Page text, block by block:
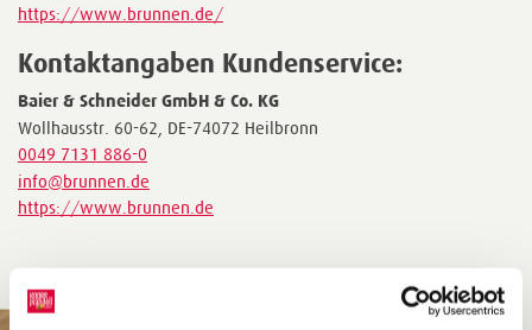
https://www.brunnen.de/
Kontaktangaben Kundenservice:
Baier & Schneider GmbH & Co. KG
Wollhausstr. 60-62, DE-74072 Heilbronn
0049 7131 886-0
info@brunnen.de
https://www.brunnen.de